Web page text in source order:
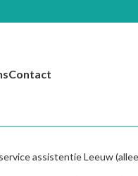
Contact
assistentie Leeuw